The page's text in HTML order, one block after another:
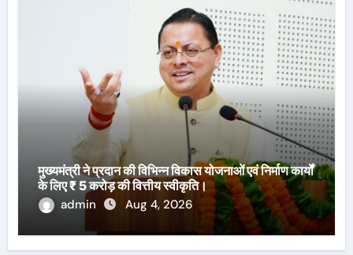
मुख्यमंत्री ने प्रदान की विभिन्न विकास योजनाओं एवं निर्माण कार्यों
के लिए ₹ 5 करोड़ की वित्तीय स्वीकृति।
admin
Aug 4, 2026